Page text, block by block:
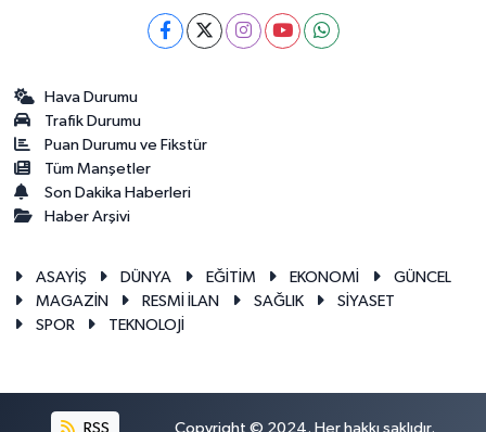
Hava Durumu
Trafik Durumu
Puan Durumu ve Fikstür
Tüm Manşetler
Son Dakika Haberleri
Haber Arşivi
ASAYİŞ DÜNYA EĞİTİM EKONOMİ
GÜNCEL
MAGAZİN
RESMİ İLAN SAĞLIK
SİYASET
SPOR
TEKNOLOJİ
RSS Copyright © 2024. Her hakkı saklıdır.